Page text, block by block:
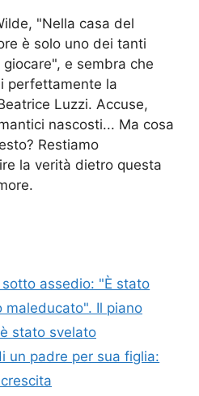
"Nella casa del
è solo uno dei tanti
e sembra che
perfettamente la
Luzzi. Accuse,
nascosti... Ma cosa
Restiamo
la verità dietro questa
assedio: "È stato
maleducato". Il piano
stato svelato
un padre per sua figlia: